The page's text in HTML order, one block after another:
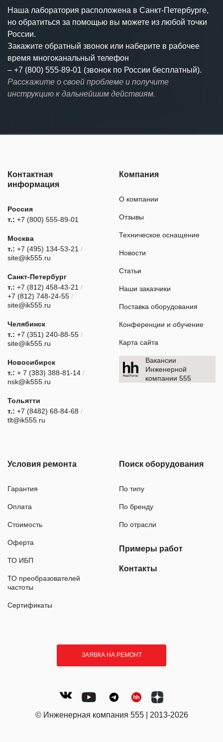
Наша лаборатория расположена в Санкт-Петербурге,
но обратиться за помощью вы можете из любой точки
России.
Закажите обратный звонок или наберите в рабочее
время многоканальный телефон
– +7 (800) 555-89-01 (звонок по России бесплатный).
Расскажите о своей проблеме и получите
инструкцию к дальнейшим действиям.
Контактная
информация
Россия
т.: +7 (800) 555-89-01
Москва
т.: +7 (495) 134-53-21 /
site@ik555.ru
Санкт-Петербург
т.: +7 (812) 458-43-21 /
+7 (812) 748-24-55 /
site@ik555.ru
Челябинск
т.: +7 (351) 240-88-55 /
site@ik555.ru
Новосибирск
т.: + 7 (383) 388-81-14 /
nsk@ik555.ru
Тольятти
т.: +7 (8482) 68-84-68 /
tlt@ik555.ru
Компания
О компании
Отзывы
Техническое оснащение
Новости
Статьи
Наши заказчики
Поставка оборудования
Конференции и обучение
Карта сайта
Вакансии
Инженерной
компании 555
Условия ремонта
Гарантия
Оплата
Стоимость
Оферта
ТО ИБП
ТО преобразователей
частоты
Сертификаты
Поиск оборудования
По типу
По бренду
По отрасли
Примеры работ
Контакты
ЗАЯВКА НА РЕМОНТ
© Инженерная компания 555 | 2013-2026